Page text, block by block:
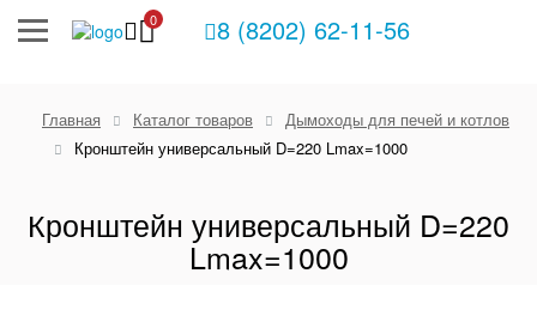
0 8 (8202) 62-11-56
Главная Каталог товаров
Дымоходы для печей и котлов
Кронштейн универсальный D=220 Lmax=1000
Кронштейн универсальный D=220
Lmax=1000